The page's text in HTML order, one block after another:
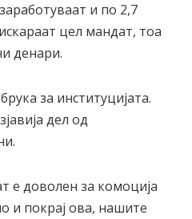
и по 2,7
цел мандат, тоа
денари.
за институцијата.
дел од
е доволен за комоција
и покрај ова, нашите